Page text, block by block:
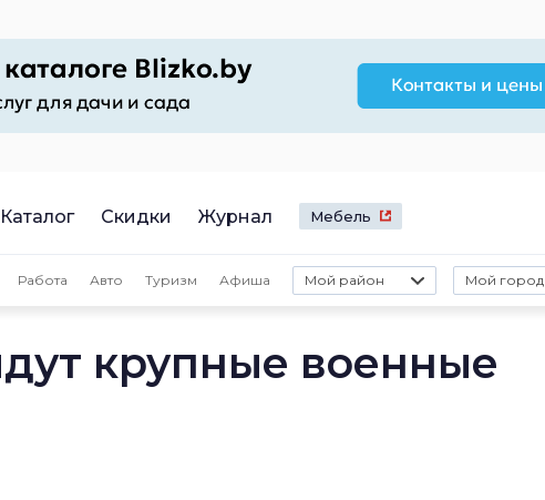
Каталог Скидки Журнал Мебель
Работа Авто Туризм Афиша Мой район Мой город
крупные военные